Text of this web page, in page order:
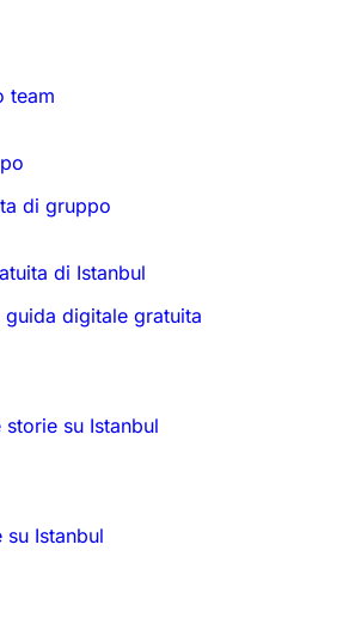
team
di gruppo
di Istanbul
guida digitale gratuita
su Istanbul
su Istanbul